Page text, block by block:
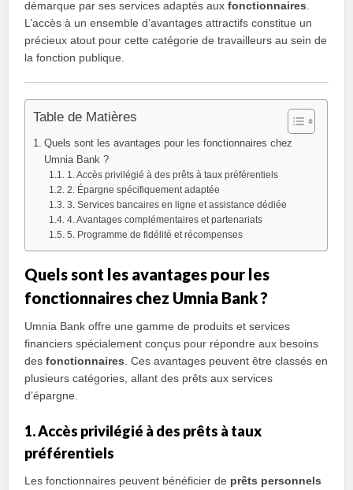
démarque par ses services adaptés auxfonctionnaires
L’accès à un ensemble d’avantages attractifs constitue un
précieux atout pour cette catégorie de travailleurs au sein de
la fonction publique.
Table de Matières
Quels sont les avantages pour les fonctionnaires chez
Umnia Bank ?
1. Accès privilégié à des prêts à taux préférentiels
2. Épargne spécifiquement adaptée
3. Services bancaires en ligne et assistance dédiée
4. Avantages complémentaires et partenariats
5. Programme de fidélité et récompenses
Quels sont les avantages pour les
fonctionnaires chez Umnia Bank ?
Umnia Bank offre une gamme de produits et services
financiers spécialement conçus pour répondre aux besoins
desfonctionnaires . Ces avantages peuvent être classés en
plusieurs catégories, allant des prêts aux services
d’épargne.
1. Accès privilégié à des prêts à taux
préférentiels
Les fonctionnaires peuvent bénéficier de prêts personnels